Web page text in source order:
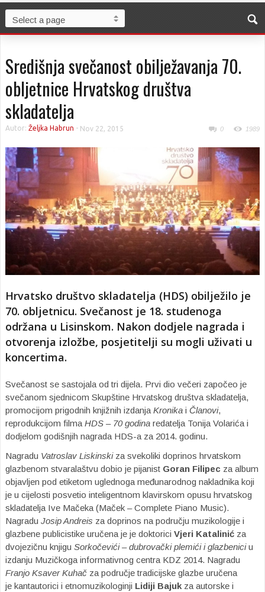
Središnja svečanost obilježavanja 70.
obljetnice Hrvatskog društva
skladatelja
Autor: Željka Habrun - Nov 22, 2015 0 1989
Hrvatsko društvo skladatelja (HDS) obilježilo je
70. obljetnicu. Svečanost je 18. studenoga
održana u Lisinskom. Nakon dodjele nagrada i
otvorenja izložbe, posjetitelji su mogli uživati u
koncertima.
Svečanost se sastojala od tri dijela. Prvi dio večeri započeo je
svečanom sjednicom Skupštine Hrvatskog društva skladatelja,
promocijom prigodnih knjižnih izdanja Kronika i Članovi,
reprodukcijom filma HDS – 70 godina redatelja Tonija Volarića i
dodjelom godišnjih nagrada HDS-a za 2014. godinu.
Nagradu Vatroslav Liskinski za svekoliki doprinos hrvatskom
glazbenom stvaralaštvu dobio je pijanist Goran Filipec za album
objavljen pod etiketom uglednoga međunarodnog nakladnika koji
je u cijelosti posvetio inteligentnom klavirskom opusu hrvatskog
skladatelja Ive Mačeka (Maček – Complete Piano Music).
Nagradu Josip Andreis za doprinos na području muzikologije i
glazbene publicistike uručena je je doktorici Vjeri Katalinić za
dvojezičnu knjigu Sorkočevići – dubrovački plemići i glazbeniciu
izdanju Muzičkoga informativnog centra KDZ 2014. Nagradu
Franjo Ksaver Kuhač za područje tradicijske glazbe uručena
je kantautorici i etnomuzikologinji Lidiji Bajuk za autorske i